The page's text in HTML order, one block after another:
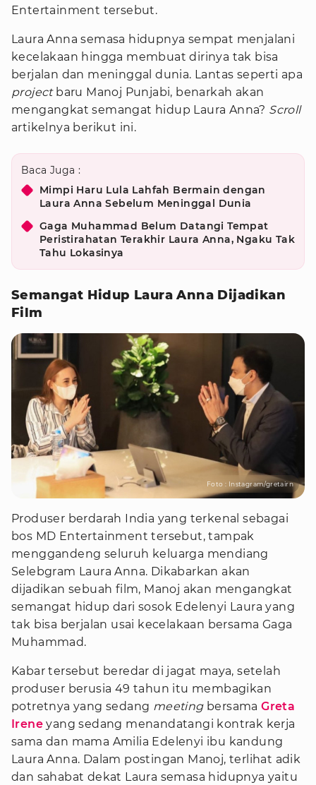
Entertainment tersebut.
Laura Anna semasa hidupnya sempat menjalani
kecelakaan hingga membuat dirinya tak bisa
berjalan dan meninggal dunia. Lantas seperti apa
projectbaru Manoj Punjabi, benarkah akan
mengangkat semangat hidup Laura Anna? Scroll
artikelnya berikut ini.
Baca Juga :
Mimpi Haru Lula Lahfah Bermain dengan
Laura Anna Sebelum Meninggal Dunia
Gaga Muhammad Belum Datangi Tempat
Peristirahatan Terakhir Laura Anna, Ngaku Tak
Tahu Lokasinya
Semangat Hidup Laura Anna Dijadikan
Film
Foto : Instagram/gretairn
Produser berdarah India yang terkenal sebagai
bos MD Entertainment tersebut, tampak
menggandeng seluruh keluarga mendiang
Selebgram Laura Anna. Dikabarkan akan
dijadikan sebuah film, Manoj akan mengangkat
semangat hidup dari sosok Edelenyi Laura yang
tak bisa berjalan usai kecelakaan bersama Gaga
Muhammad.
Kabar tersebut beredar di jagat maya, setelah
produser berusia 49 tahun itu membagikan
potretnya yang sedang meetingbersamaGreta
Irene yang sedang menandatangi kontrak kerja
sama dan mama Amilia Edelenyi ibu kandung
Laura Anna. Dalam postingan Manoj, terlihat adik
dan sahabat dekat Laura semasa hidupnya yaitu